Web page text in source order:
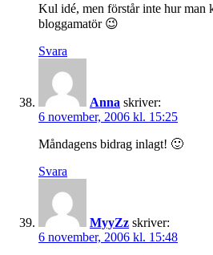
Kul idé, men förstår inte hur man
bloggamatör 😉
Svara
Anna skriver:
6 november, 2006 kl. 15:25
Måndagens bidrag inlagt! 🙂
Svara
MyyZz skriver:
6 november, 2006 kl. 15:48